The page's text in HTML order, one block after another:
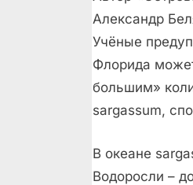
Александр
Учёные
Флорида
большим»
sargassum,
В океане
Водоросли –